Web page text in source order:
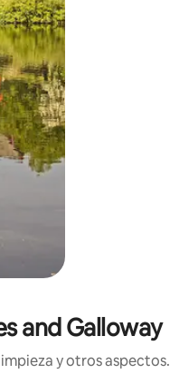
and Galloway
y otros aspectos.